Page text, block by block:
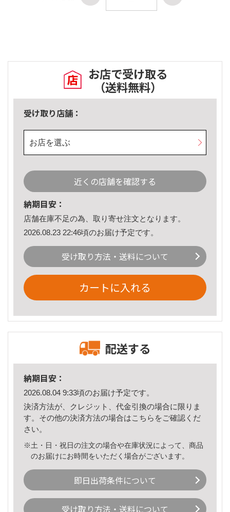
お店で受け取る
（送料無料）
受け取り店舗：
お店を選ぶ
近くの店舗を確認する
納期目安：
店舗在庫不足の為、取り寄せ注文となります。
2026.08.23 22:46頃のお届け予定です。
受け取り方法・送料について
カートに入れる
配送する
納期目安：
2026.08.04 9:33頃のお届け予定です。
決済方法が、クレジット、代金引換の場合に限りま
す。その他の決済方法の場合はこちら をご確認くだ
さい。
※土・日・祝日の注文の場合や在庫状況によって、商品
のお届けにお時間をいただく場合がございます。
即日出荷条件について
受け取り方法・送料について